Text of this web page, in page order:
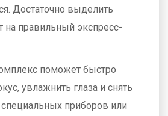
Достаточно выделить
на правильный экспресс-
поможет быстро
увлажнить глаза и снять
приборов или